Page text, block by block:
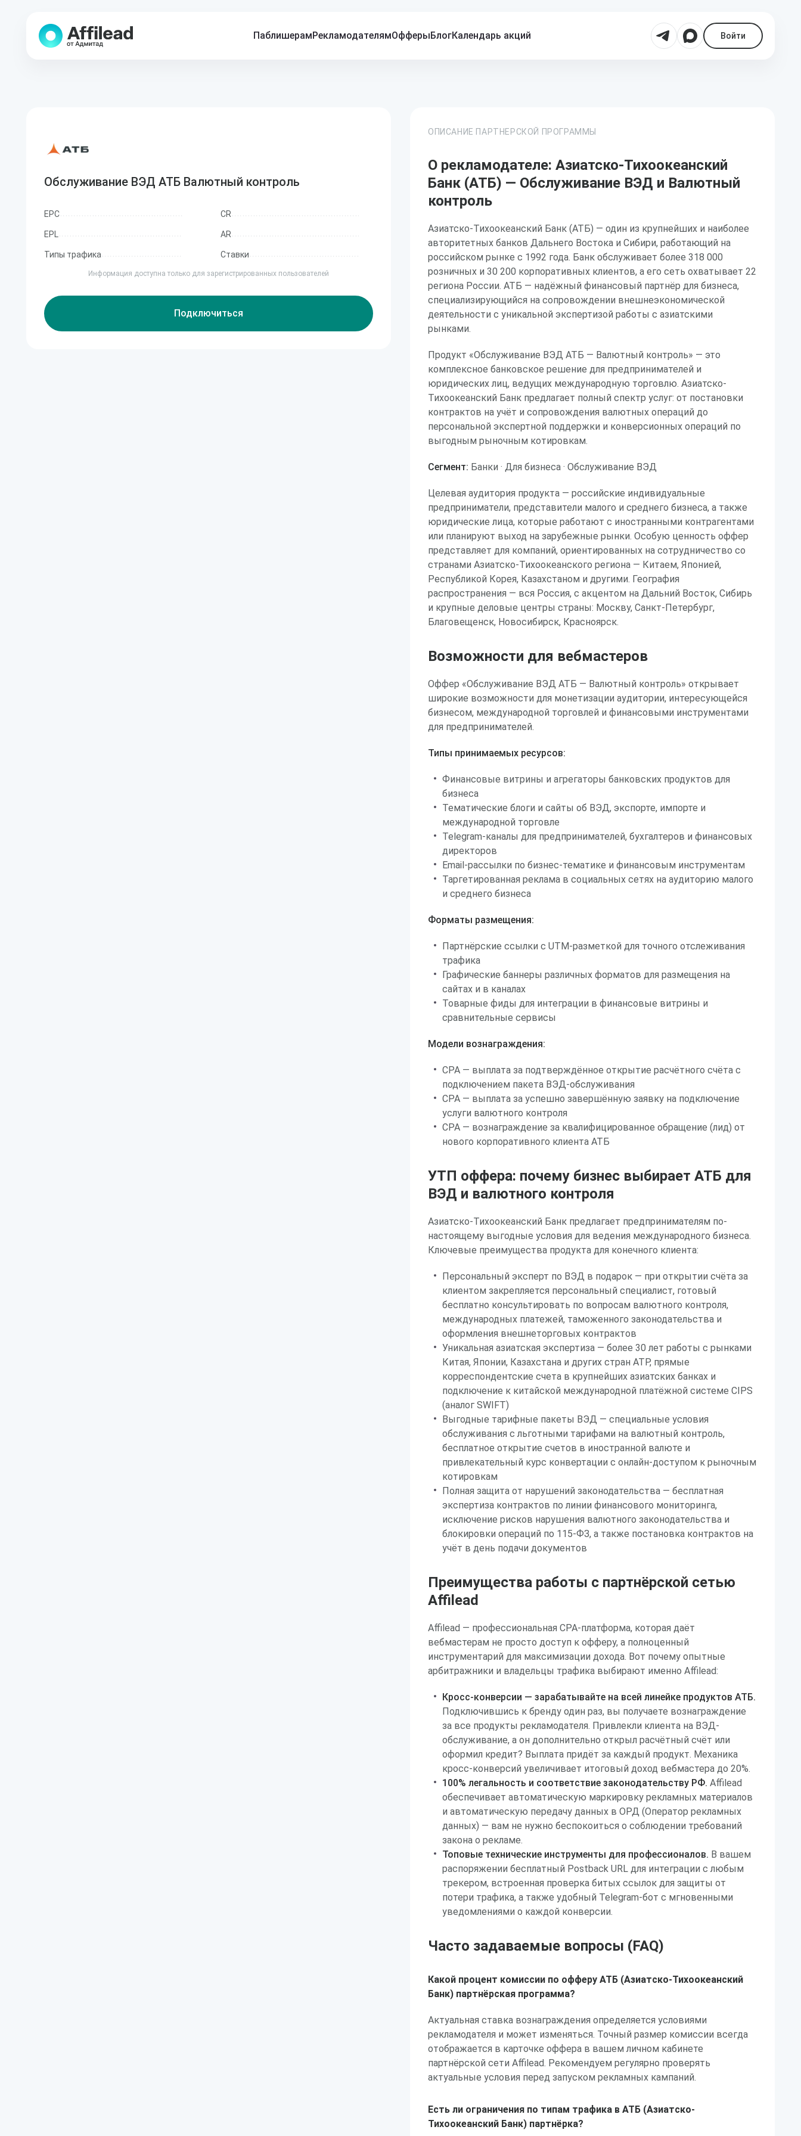
ПаблишерамРекламодателямОфферыБлогКалендарь акций Войти
Обслуживание ВЭД АТБ Валютный контроль
EPC CR
EPL AR
Типы трафика Ставки
Информация доступна только для зарегистрированных пользователей
Подключиться
ОПИСАНИЕ ПАРТНЕРСКОЙ ПРОГРАММЫ
О рекламодателе: Азиатско-Тихоокеанский
Банк (АТБ) — Обслуживание ВЭД и Валютный
контроль
Азиатско-Тихоокеанский Банк (АТБ) — один из крупнейших и наиболее
авторитетных банков Дальнего Востока и Сибири, работающий на
российском рынке с 1992 года. Банк обслуживает более 318 000
розничных и 30 200 корпоративных клиентов, а его сеть охватывает 22
региона России. АТБ — надёжный финансовый партнёр для бизнеса,
специализирующийся на сопровождении внешнеэкономической
деятельности с уникальной экспертизой работы с азиатскими
рынками.
Продукт «Обслуживание ВЭД АТБ — Валютный контроль» — это
комплексное банковское решение для предпринимателей и
юридических лиц, ведущих международную торговлю. Азиатско-
Тихоокеанский Банк предлагает полный спектр услуг: от постановки
контрактов на учёт и сопровождения валютных операций до
персональной экспертной поддержки и конверсионных операций по
выгодным рыночным котировкам.
Сегмент: Банки · Для бизнеса · Обслуживание ВЭД
Целевая аудитория продукта — российские индивидуальные
предприниматели, представители малого и среднего бизнеса, а также
юридические лица, которые работают с иностранными контрагентами
или планируют выход на зарубежные рынки. Особую ценность оффер
представляет для компаний, ориентированных на сотрудничество со
странами Азиатско-Тихоокеанского региона — Китаем, Японией,
Республикой Корея, Казахстаном и другими. География
распространения — вся Россия, с акцентом на Дальний Восток, Сибирь
и крупные деловые центры страны: Москву, Санкт-Петербург,
Благовещенск, Новосибирск, Красноярск.
Возможности для вебмастеров
Оффер «Обслуживание ВЭД АТБ — Валютный контроль» открывает
широкие возможности для монетизации аудитории, интересующейся
бизнесом, международной торговлей и финансовыми инструментами
для предпринимателей.
Типы принимаемых ресурсов:
Финансовые витрины и агрегаторы банковских продуктов для
бизнеса
Тематические блоги и сайты об ВЭД, экспорте, импорте и
международной торговле
Telegram-каналы для предпринимателей, бухгалтеров и финансовых
директоров
Email-рассылки по бизнес-тематике и финансовым инструментам
Таргетированная реклама в социальных сетях на аудиторию малого
и среднего бизнеса
Форматы размещения:
Партнёрские ссылки с UTM-разметкой для точного отслеживания
трафика
Графические баннеры различных форматов для размещения на
сайтах и в каналах
Товарные фиды для интеграции в финансовые витрины и
сравнительные сервисы
Модели вознаграждения:
CPA — выплата за подтверждённое открытие расчётного счёта с
подключением пакета ВЭД-обслуживания
CPA — выплата за успешно завершённую заявку на подключение
услуги валютного контроля
CPA — вознаграждение за квалифицированное обращение (лид) от
нового корпоративного клиента АТБ
УТП оффера: почему бизнес выбирает АТБ для
ВЭД и валютного контроля
Азиатско-Тихоокеанский Банк предлагает предпринимателям по-
настоящему выгодные условия для ведения международного бизнеса.
Ключевые преимущества продукта для конечного клиента:
Персональный эксперт по ВЭД в подарок — при открытии счёта за
клиентом закрепляется персональный специалист, готовый
бесплатно консультировать по вопросам валютного контроля,
международных платежей, таможенного законодательства и
оформления внешнеторговых контрактов
Уникальная азиатская экспертиза — более 30 лет работы с рынками
Китая, Японии, Казахстана и других стран АТР, прямые
корреспондентские счета в крупнейших азиатских банках и
подключение к китайской международной платёжной системе CIPS
(аналог SWIFT)
Выгодные тарифные пакеты ВЭД — специальные условия
обслуживания с льготными тарифами на валютный контроль,
бесплатное открытие счетов в иностранной валюте и
привлекательный курс конвертации с онлайн-доступом к рыночным
котировкам
Полная защита от нарушений законодательства — бесплатная
экспертиза контрактов по линии финансового мониторинга,
исключение рисков нарушения валютного законодательства и
блокировки операций по 115-ФЗ, а также постановка контрактов на
учёт в день подачи документов
Преимущества работы с партнёрской сетью
Affilead
Affilead — профессиональная CPA-платформа, которая даёт
вебмастерам не просто доступ к офферу, а полноценный
инструментарий для максимизации дохода. Вот почему опытные
арбитражники и владельцы трафика выбирают именно Affilead:
Кросс-конверсии — зарабатывайте на всей линейке продуктов АТБ.
Подключившись к бренду один раз, вы получаете вознаграждение
за все продукты рекламодателя. Привлекли клиента на ВЭД-
обслуживание, а он дополнительно открыл расчётный счёт или
оформил кредит? Выплата придёт за каждый продукт. Механика
кросс-конверсий увеличивает итоговый доход вебмастера до 20%.
100% легальность и соответствие законодательству РФ. Affilead
обеспечивает автоматическую маркировку рекламных материалов
и автоматическую передачу данных в ОРД (Оператор рекламных
данных) — вам не нужно беспокоиться о соблюдении требований
закона о рекламе.
Топовые технические инструменты для профессионалов. В вашем
распоряжении бесплатный Postback URL для интеграции с любым
трекером, встроенная проверка битых ссылок для защиты от
потери трафика, а также удобный Telegram-бот с мгновенными
уведомлениями о каждой конверсии.
Часто задаваемые вопросы (FAQ)
Какой процент комиссии по офферу АТБ (Азиатско-Тихоокеанский
Банк) партнёрская программа?
Актуальная ставка вознаграждения определяется условиями
рекламодателя и может изменяться. Точный размер комиссии всегда
отображается в карточке оффера в вашем личном кабинете
партнёрской сети Affilead. Рекомендуем регулярно проверять
актуальные условия перед запуском рекламных кампаний.
Есть ли ограничения по типам трафика в АТБ (Азиатско-
Тихоокеанский Банк) партнёрка?